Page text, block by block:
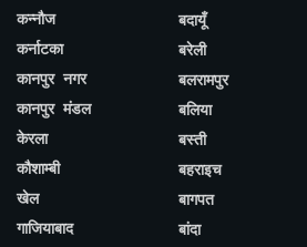
कन्नौज
कर्नाटका
कानपुर नगर
कानपुर मंडल
केरला
कौशाम्बी
खेल
गाजियाबाद
बदायूँ
बरेली
बलरामपुर
बलिया
बस्ती
बहराइच
बागपत
बांदा